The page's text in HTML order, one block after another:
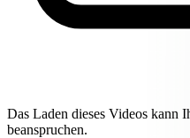
Das Laden dieses Videos kann
beanspruchen.